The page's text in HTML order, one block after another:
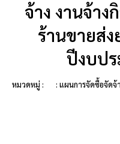
จ้าง งานจ้าง
ร้านขายส่
ปีงบป
หมวดหมู่ : : แผนการจัดซื้อจัดจ้